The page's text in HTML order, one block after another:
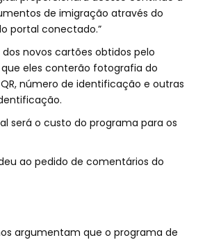
de imigração através do
portal conectado.”
novos cartões obtidos pelo
eles conterão fotografia do
número de identificação e outras
será o custo do programa para os
ao pedido de comentários do
argumentam que o programa de